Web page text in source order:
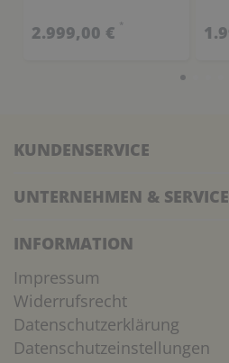
2.999,00 € *
KUNDENSERVICE
UNTERNEHMEN & SERVICE
INFORMATION
Impressum
Widerrufsrecht
Datenschutzerklärung
Datenschutzeinstellungen